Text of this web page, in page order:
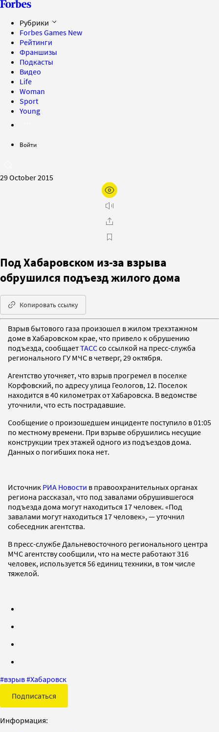
Рубрики
Forbes Games New
Рейтинги
Франшизы
Подкасты
Видео
Life
Woman
Sport
Young
Войти
29 October 2015
Под Хабаровском из-за взрыва
обрушился подъезд жилого дома
Копировать ссылку
Взрыв бытового газа произошел в жилом трехэтажном
доме в Хабаровском крае, что привело к обрушению
подъезда, сообщаетТАССсо ссылкой на пресс-служба
регионального ГУ МЧС в четверг, 29 октября.
Агентство уточняет, что взрыв прогремел в поселке
Корфовский, по адресу улица Геологов, 12. Поселок
находится в 40 километрах от Хабаровска. В ведомстве
уточнили, что есть пострадавшие.
Сообщение о произошедшем инциденте поступило в 01:05
по местному времени. При взрыве обрушились несущие
конструкции трех этажей одного из подъездов дома.
Данных о погибших пока нет.
Источник РИА Новости в правоохранительных органах
региона рассказал, что под завалами обрушившегося
подъезда дома могут находиться 17 человек. «Под
завалами могут находиться 17 человек», — уточнил
собеседник агентства.
В пресс-службе Дальневосточного регионального центра
МЧС агентству сообщили, что на месте работают 316
человек, используется 56 единиц техники, в том числе
тяжелой.
#взрыв#Хабаровск
Подписаться
Информация: